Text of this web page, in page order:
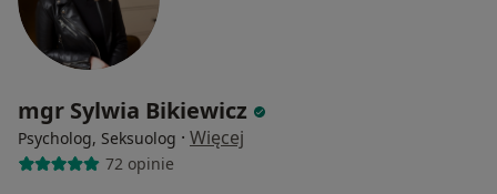
mgr Sylwia Bikiewicz
Psycholog, Seksuolog · Więcej
72 opinie